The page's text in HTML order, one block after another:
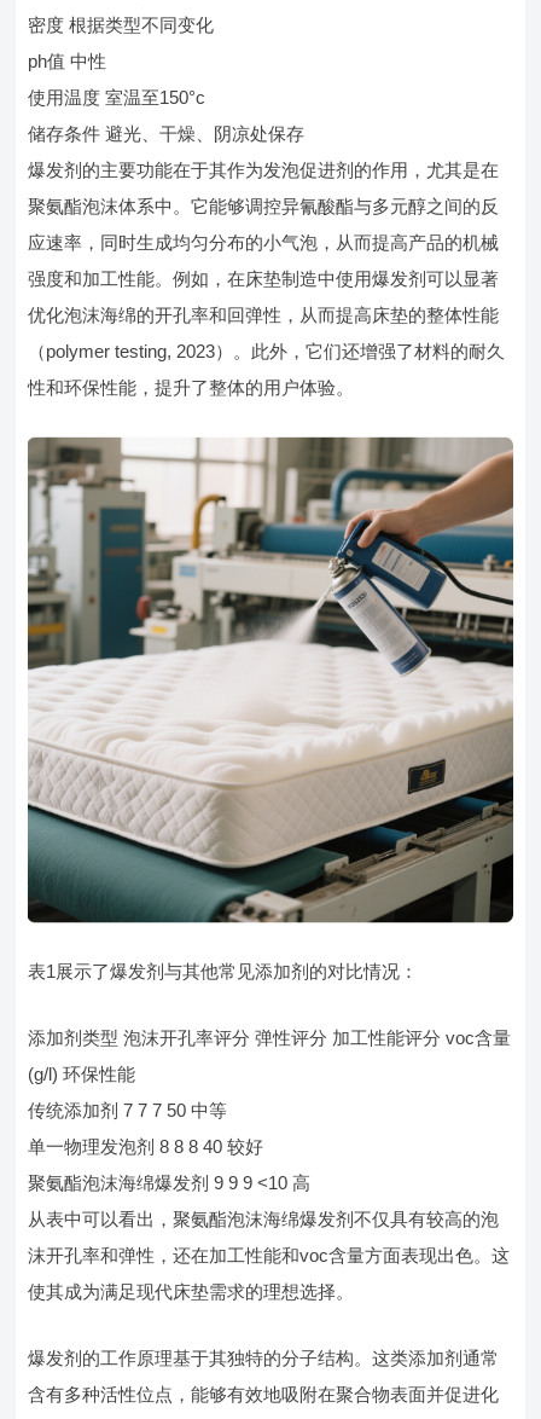
密度 根据类型不同变化
ph值 中性
使用温度 室温至150°c
储存条件 避光、干燥、阴凉处保存
爆发剂的主要功能在于其作为发泡促进剂的作用，尤其是在
聚氨酯泡沫体系中。它能够调控异氰酸酯与多元醇之间的反
应速率，同时生成均匀分布的小气泡，从而提高产品的机械
强度和加工性能。例如，在床垫制造中使用爆发剂可以显著
优化泡沫海绵的开孔率和回弹性，从而提高床垫的整体性能
（polymer testing, 2023）。此外，它们还增强了材料的耐久
性和环保性能，提升了整体的用户体验。
表1展示了爆发剂与其他常见添加剂的对比情况：
添加剂类型 泡沫开孔率评分 弹性评分 加工性能评分 voc含量
(g/l) 环保性能
传统添加剂 7 7 7 50 中等
单一物理发泡剂 8 8 8 40 较好
聚氨酯泡沫海绵爆发剂 9 9 9 <10 高
从表中可以看出，聚氨酯泡沫海绵爆发剂不仅具有较高的泡
沫开孔率和弹性，还在加工性能和voc含量方面表现出色。这
使其成为满足现代床垫需求的理想选择。
爆发剂的工作原理基于其独特的分子结构。这类添加剂通常
含有多种活性位点，能够有效地吸附在聚合物表面并促进化